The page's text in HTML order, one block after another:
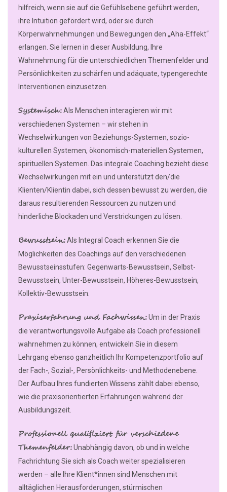
hilfreich, wenn sie auf die Gefühlsebene geführt werden,
ihre Intuition gefördert wird, oder sie durch
Körperwahrnehmungen und Bewegungen den „Aha-Effekt“
erlangen. Sie lernen in dieser Ausbildung, Ihre
Wahrnehmung für die unterschiedlichen Themenfelder und
Persönlichkeiten zu schärfen und adäquate, typengerechte
Interventionen einzusetzen.
Systemisch:Als Menschen interagieren wir mit
verschiedenen Systemen – wir stehen in
Wechselwirkungen von Beziehungs-Systemen, sozio-
kulturellen Systemen, ökonomisch-materiellen Systemen,
spirituellen Systemen. Das integrale Coaching bezieht diese
Wechselwirkungen mit ein und unterstützt den/die
Klienten/Klientin dabei, sich dessen bewusst zu werden, die
daraus resultierenden Ressourcen zu nutzen und
hinderliche Blockaden und Verstrickungen zu lösen.
Bewusstsein:Als Integral Coach erkennen Sie die
Möglichkeiten des Coachings auf den verschiedenen
Bewusstseinsstufen: Gegenwarts-Bewusstsein, Selbst-
Bewusstsein, Unter-Bewusstsein, Höheres-Bewusstsein,
Kollektiv-Bewusstsein.
Praxiserfahrung und Fachwissen:Um in der Praxis
die verantwortungsvolle Aufgabe als Coach professionell
wahrnehmen zu können, entwickeln Sie in diesem
Lehrgang ebenso ganzheitlich Ihr Kompetenzportfolio auf
der Fach-, Sozial-, Persönlichkeits- und Methodenebene.
Der Aufbau Ihres fundierten Wissens zählt dabei ebenso,
wie die praxisorientierten Erfahrungen während der
Ausbildungszeit.
Professionell qualifiziert für verschiedene
Themenfelder:Unabhängig davon, ob und in welche
Fachrichtung Sie sich als Coach weiter spezialisieren
werden – alle Ihre Klient*innen sind Menschen mit
alltäglichen Herausforderungen, stürmischen